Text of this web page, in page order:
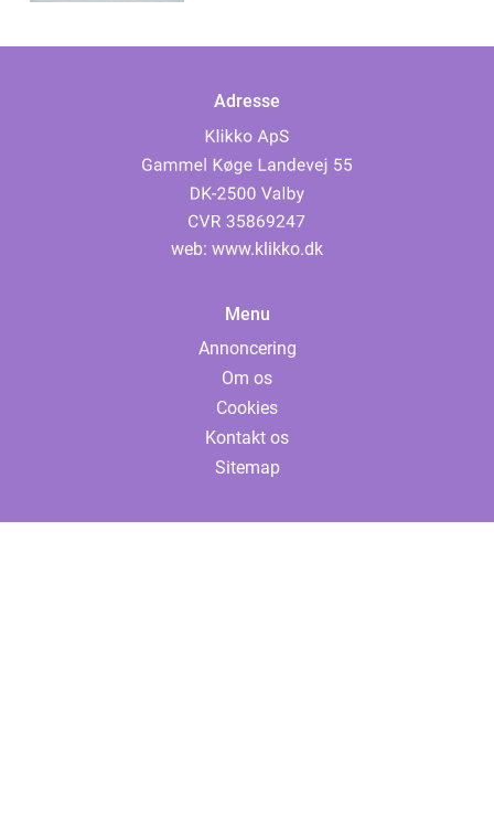
Adresse
web: www.klikko.dk
Menu
Annoncering
Om os
Cookies
Kontakt os
Sitemap